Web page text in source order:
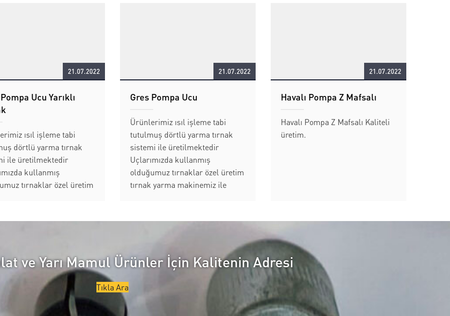
21.07.2022
Ucu Yarıklı
ısıl işleme tabi
dörtlü yarma tırnak
ile üretilmektedir
kullanmış
tırnaklar özel üretim
kullanmakta
21.07.2022
Gres Pompa Ucu
Ürünlerimiz ısıl işleme tabi
tutulmuş dörtlü yarma tırnak
sistemi ile üretilmektedir
Uçlarımızda kullanmış
olduğumuz tırnaklar özel üretim
tırnak yarma makinemiz ile
olduğumuz tapa vazifesi gören
21.07.2022
Havalı Pompa Z Mafsalı
Havalı Pompa Z Mafsalı Kaliteli
üretim.
ve Yarı Mamul Ürünler İçin Kalitenin Adresi
Tıkla Ara